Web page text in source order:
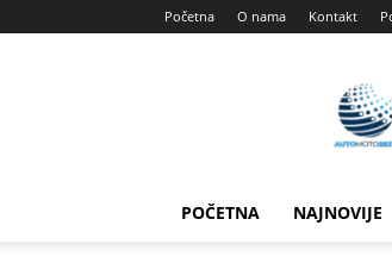
Početna O nama Kontakt
POČETNA NAJNOVIJE